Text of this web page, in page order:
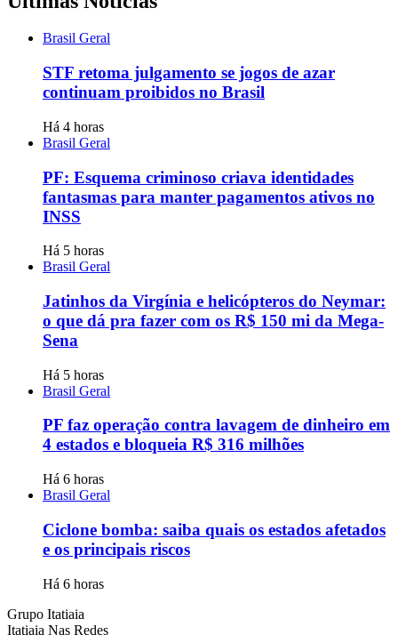
Brasil Geral
STF retoma julgamento se jogos de azar
continuam proibidos no Brasil
Há 4 horas
Brasil Geral
PF: Esquema criminoso criava identidades
fantasmas para manter pagamentos ativos no
INSS
Há 5 horas
Brasil Geral
Jatinhos da Virgínia e helicópteros do Neymar:
o que dá pra fazer com os R$ 150 mi da Mega-
Sena
Há 5 horas
Brasil Geral
PF faz operação contra lavagem de dinheiro em
4 estados e bloqueia R$ 316 milhões
Há 6 horas
Brasil Geral
Ciclone bomba: saiba quais os estados afetados
e os principais riscos
Há 6 horas
Grupo Itatiaia
Itatiaia Nas Redes